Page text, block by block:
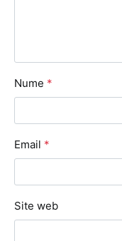
Nume *
Email *
Site web